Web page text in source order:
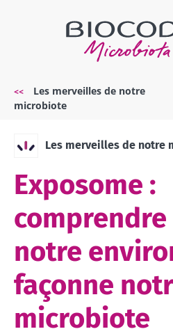
Fil
d'Ariane
Les merveilles de notre
microbiote
Les merveilles de notre
Exposome :
notre
façonne
microbiote